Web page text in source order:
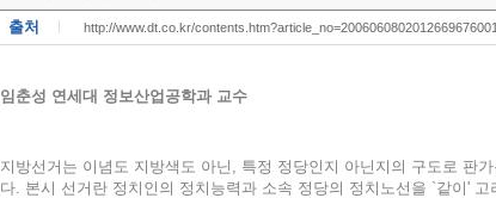
출처 http://www.dt.co.kr/contents.htm?article_no=2006060802012669676001
임춘성 연세대 정보산업공학과 교수
지방선거는 이념도 지방색도 아닌, 특정 정당인지 아닌지의 구도로 판
다. 본시 선거란 정치인의 정치능력과 소속 정당의 정치노선을 `같이'